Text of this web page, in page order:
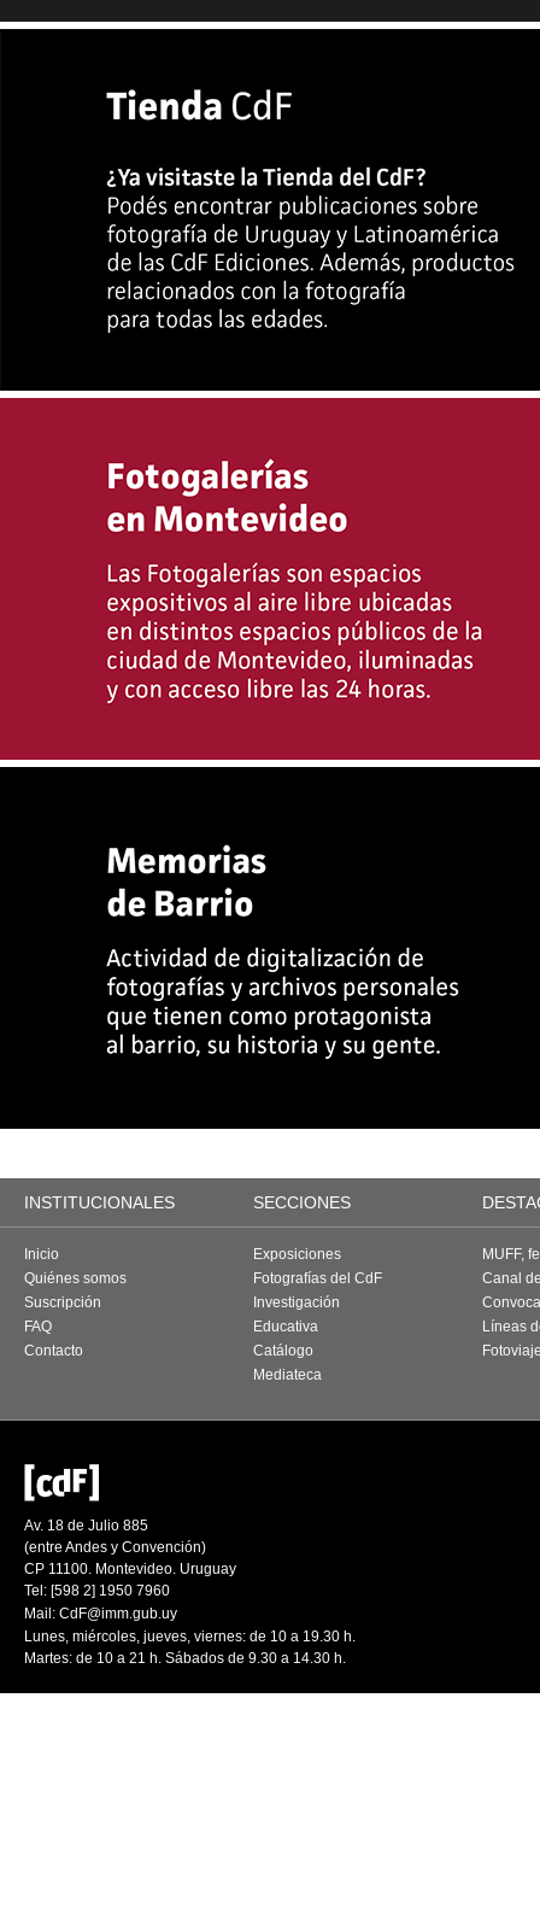
INSTITUCIONALES SECCIONES
Inicio
Quiénes somos
Suscripción
FAQ
Contacto
Exposiciones
Fotografías del CdF
Investigación
Educativa
Catálogo
Mediateca
MUFF,
Canal
Líneas
Av. 18 de Julio 885
(entre Andes y Convención)
CP 11100. Montevideo. Uruguay
Tel: [598 2] 1950 7960
Mail: CdF@imm.gub.uy
Lunes, miércoles, jueves, viernes: de 10 a 19.30 h.
Martes: de 10 a 21 h. Sábados de 9.30 a 14.30 h.